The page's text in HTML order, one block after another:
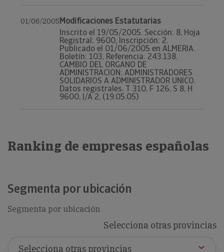
01/06/2005Modificaciones Estatutarias
Inscrito el 19/05/2005. Sección: 8, Hoja
Registral: 9600, Inscripción: 2.
Publicado el 01/06/2005 en ALMERIA.
Boletín: 103, Referencia: 243.138.
CAMBIO DEL ORGANO DE
ADMINISTRACION: ADMINISTRADORES
SOLIDARIOS A ADMINISTRADOR UNICO.
Datos registrales. T 310, F 126, S 8, H
9600, I/A 2, (19.05.05)
Ranking de empresas españolas
Segmenta por ubicación
Segmenta por ubicación
Selecciona otras provincias